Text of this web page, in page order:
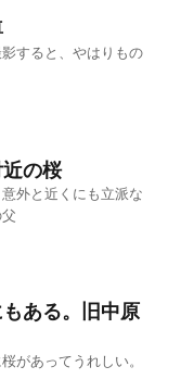
すると、やはりもの
の桜
外と近くにも立派な
ある。旧中原
があってうれしい。